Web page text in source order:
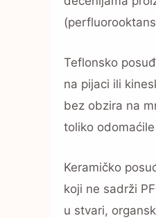
Teflonsko
na pijaci ili
bez obzira na
toliko
Keramičko
koji ne sadrži
u stvari,